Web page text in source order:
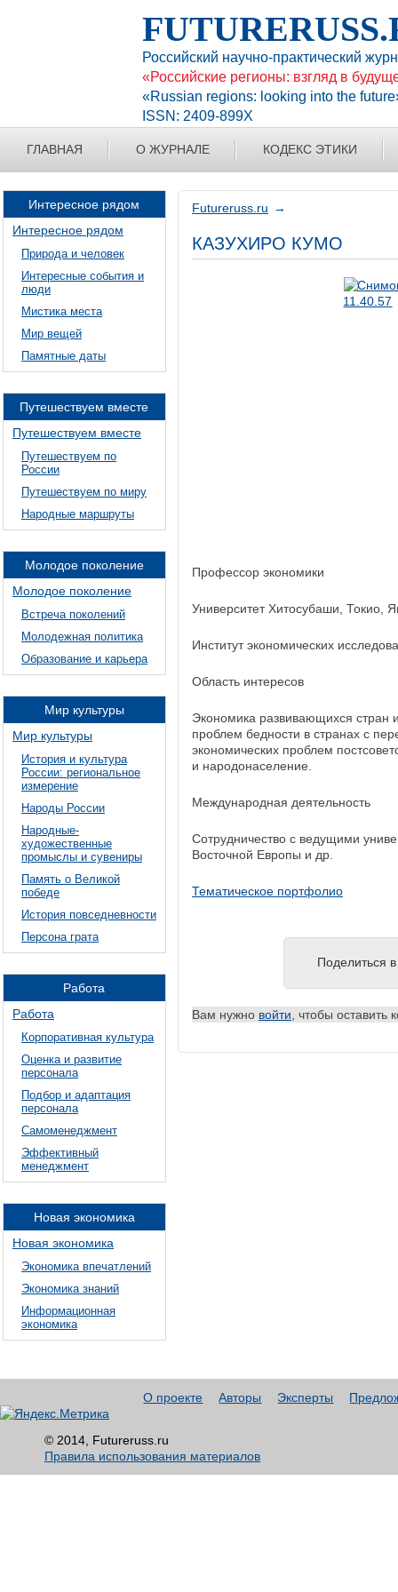
Российский научно-практический
«Российские регионы: взгляд в
«Russian regions: looking into the
ISSN: 2409-899X
ГЛАВНАЯ О ЖУРНАЛЕ КОДЕКС ЭТИКИ
Futureruss.ru
КАЗУХИРО КУМО
Профессор экономики
Университет Хитосубаши, Токио,
Институт экономических
Область интересов
Экономика развивающихся стран
проблем бедности в странах с
экономических проблем
и народонаселение.
Международная деятельность
Сотрудничество с ведущими
Восточной Европы и др.
Тематическое портфолио
Поделиться
Вам нужно войти , чтобы оставить
Интересное рядом
Интересное рядом
Природа и человек
Интересные события и
люди
Мистика места
Мир вещей
Памятные даты
Путешествуем вместе
Путешествуем вместе
Путешествуем по
России
Путешествуем по миру
Народные маршруты
Молодое поколение
Молодое поколение
Встреча поколений
Молодежная политика
Образование и карьера
Мир культуры
Мир культуры
История и культура
России: региональное
измерение
Народы России
Народные-
художественные
промыслы и сувениры
Память о Великой
победе
История повседневности
Персона грата
Работа
Работа
Корпоративная культура
Оценка и развитие
персонала
Подбор и адаптация
персонала
Самоменеджмент
Эффективный
менеджмент
Новая экономика
Новая экономика
Экономика впечатлений
Экономика знаний
Информационная
экономика
О проекте Авторы Эксперты
© 2014, Futureruss.ru
Правила использования материалов